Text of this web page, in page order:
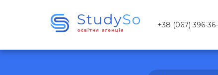
+38 (067) 396-